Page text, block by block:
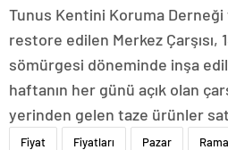
Tunus Kentini Koruma Derneği
restore edilen Merkez Çarşısı,
sömürgesi döneminde inşa
haftanın her günü açık olan
yerinden gelen taze ürünler
Fiyat Fiyatları Pazar